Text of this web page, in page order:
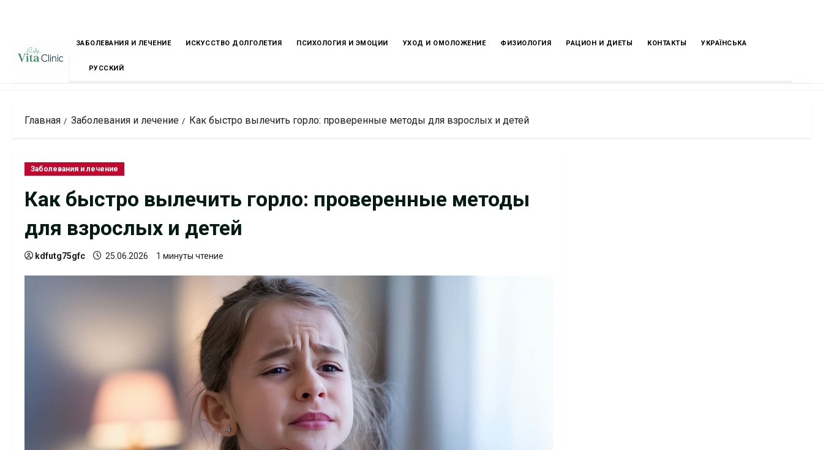
ЗАБОЛЕВАНИЯ И ЛЕЧЕНИЕ ИСКУССТВО ДОЛГОЛЕТИЯ ПСИХОЛОГИЯ И ЭМОЦИИ УХОД И ОМОЛОЖЕНИЕ ФИЗИОЛОГИЯ РАЦИОН И ДИЕТЫ КОНТАКТЫ УКРАЇНСЬКА
РУССКИЙ
Главная Заболевания и лечение Как быстро вылечить горло: проверенные методы для взрослых и детей
Заболевания и лечение
Как быстро вылечить горло: проверенные методы
для взрослых и детей
kdfutg75gfc 25.06.2026 1 минуты чтение